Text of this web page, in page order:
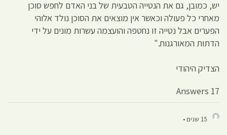
יש, כמובן, גם את הנטייה הטבעית של בני האדם לחפש סוכן
מאחרי כל פעולה וכאשר אין מוצאים את הסוכן נולד אלוהי
הפערים אבל נטייה זו נחטפה והועצמה עשרות מונים על ידי
הדתות המאורגנות."
הצדיק היהודי
17 Answers
15 שנים •